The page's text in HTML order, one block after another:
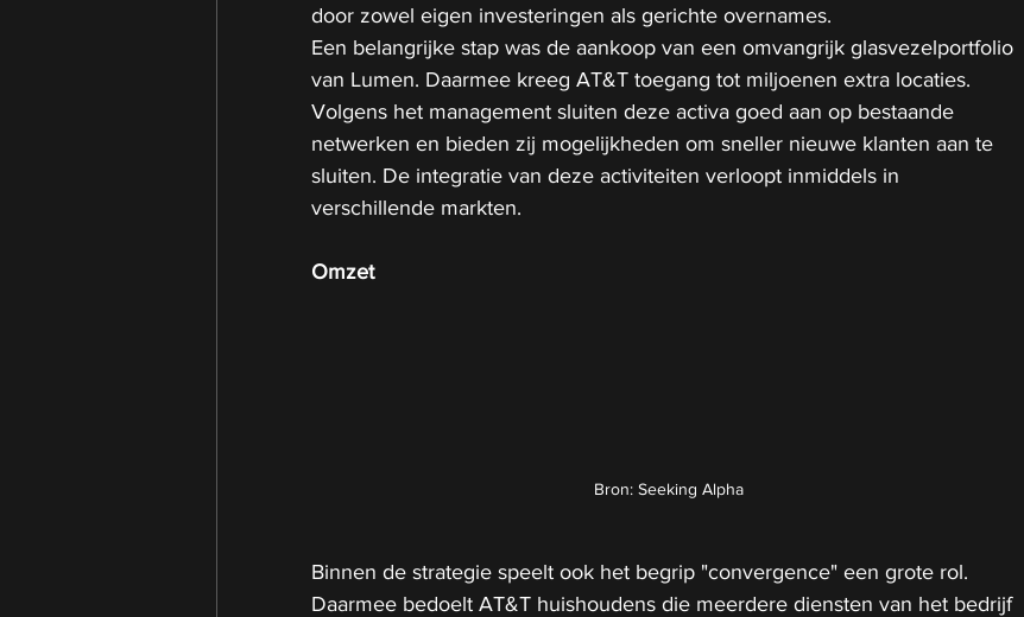
door zowel eigen investeringen als gerichte overnames.
Een belangrijke stap was de aankoop van een omvangrijk glasvezelportfolio
van Lumen. Daarmee kreeg AT&T toegang tot miljoenen extra locaties.
Volgens het management sluiten deze activa goed aan op bestaande
netwerken en bieden zij mogelijkheden om sneller nieuwe klanten aan te
sluiten. De integratie van deze activiteiten verloopt inmiddels in
verschillende markten.
Omzet
Bron: Seeking Alpha
Binnen de strategie speelt ook het begrip "convergence" een grote rol.
Daarmee bedoelt AT&T huishoudens die meerdere diensten van het bedrijf